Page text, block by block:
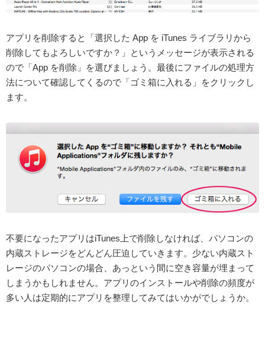
アプリを削除すると「選択した App を iTunes ライブラリから
削除してもよろしいですか？」というメッセージが表示される
ので「App を削除」を選びましょう。最後にファイルの処理方
法について確認してくるので「ゴミ箱に入れる」をクリックし
ます。
不要になったアプリはiTunes上で削除しなければ、パソコンの
内蔵ストレージをどんどん圧迫していきます。少ない内蔵スト
レージのパソコンの場合、あっという間に空き容量が埋まって
しまうかもしれません。アプリのインストールや削除の頻度が
多い人は定期的にアプリを整理してみてはいかがでしょうか。